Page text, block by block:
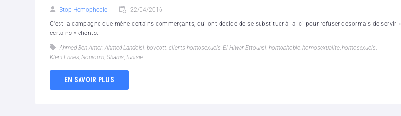
Stop Homophobie 22/04/2016
C'est la campagne que mène certains commerçants, qui ont décidé de se substituer à la loi pour refuser désormais de servir «
certains » clients.
Ahmed Ben Amor, Ahmed Landolsi, boycott, clients homosexuels, El Hiwar Ettounsi, homophobie, homosexualite, homosexuels,
Klem Ennes, Noujoum, Shams, tunisie
EN SAVOIR PLUS